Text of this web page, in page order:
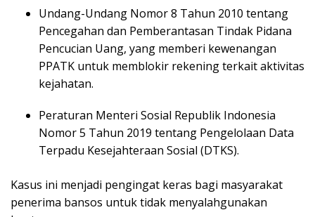
Undang-Undang Nomor 8 Tahun 2010 tentang
Pencegahan dan Pemberantasan Tindak Pidana
Pencucian Uang, yang memberi kewenangan
PPATK untuk memblokir rekening terkait aktivitas
kejahatan.
Peraturan Menteri Sosial Republik Indonesia
Nomor 5 Tahun 2019 tentang Pengelolaan Data
Terpadu Kesejahteraan Sosial (DTKS).
Kasus ini menjadi pengingat keras bagi masyarakat
penerima bansos untuk tidak menyalahgunakan